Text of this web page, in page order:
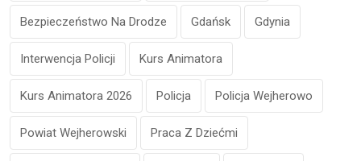
Bezpieczeństwo Na Drodze Gdańsk Gdynia
Interwencja Policji Kurs Animatora
Kurs Animatora 2026 Policja Policja Wejherowo
Powiat Wejherowski Praca Z Dziećmi